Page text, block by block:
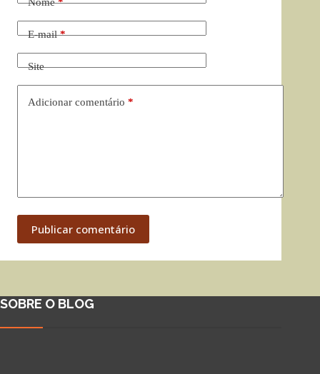
Nome*
E-mail*
Site
Adicionar comentário *
Publicar comentário
SOBRE O BLOG